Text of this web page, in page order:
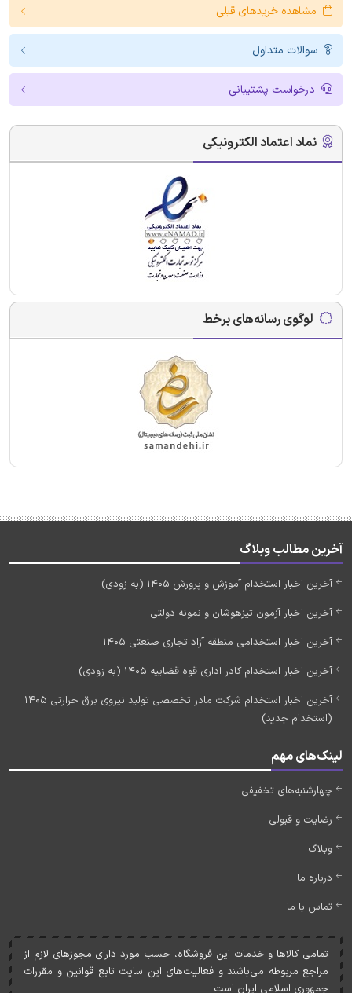
مشاهده خریدهای قبلی
سوالات متداول
درخواست پشتیبانی
نماد اعتماد الکترونیکی
لوگوی رسانه‌های برخط
آخرین مطالب وبلاگ
آخرین اخبار استخدام آموزش و پرورش 1405 (به زودی)
آخرین اخبار آزمون تیزهوشان و نمونه دولتی
آخرین اخبار استخدامی منطقه آزاد تجاری صنعتی 1405
آخرین اخبار استخدام کادر اداری قوه قضاییه 1405 (به زودی)
آخرین اخبار استخدام شرکت مادر تخصصی تولید نیروی برق حرارتی 1405
(استخدام جدید)
لینک‌های مهم
چهارشنبه‌های تخفیفی
رضایت و قبولی
وبلاگ
درباره ما
تماس با ما
تمامی کالاها و خدمات اين فروشگاه، حسب مورد دارای مجوزهای لازم از
مراجع مربوطه می‌باشند و فعاليت‌های اين سايت تابع قوانين و مقررات
جمهوری اسلامی ايران است.